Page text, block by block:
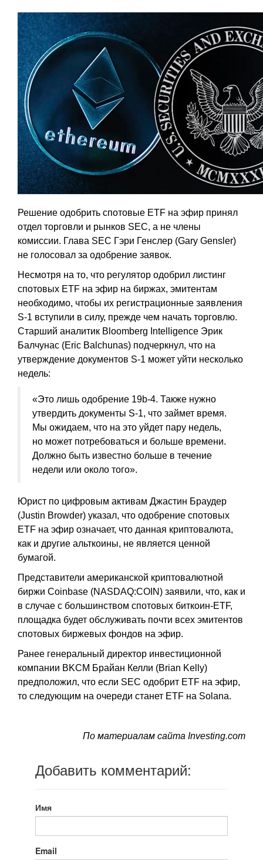
Решение одобрить спотовые ETF на эфир принял
отдел торговли и рынков SEC, а не члены
комиссии. Глава SEC Гэри Генслер (Gary Gensler)
не голосовал за одобрение заявок.
Несмотря на то, что регулятор одобрил листинг
спотовых ETF на эфир на биржах, эмитентам
необходимо, чтобы их регистрационные заявления
S-1 вступили в силу, прежде чем начать торговлю.
Старший аналитик Bloomberg Intelligence Эрик
Балчунас (Eric Balchunas) подчеркнул, что на
утверждение документов S-1 может уйти несколько
недель:
«Это лишь одобрение 19b-4. Также нужно
утвердить документы S-1, что займет время.
Мы ожидаем, что на это уйдет пару недель,
но может потребоваться и больше времени.
Должно быть известно больше в течение
недели или около того».
Юрист по цифровым активам Джастин Браудер
(Justin Browder) указал, что одобрение спотовых
ETF на эфир означает, что данная криптовалюта,
как и другие альткоины, не является ценной
бумагой.
Представители американской криптовалютной
биржи Coinbase (NASDAQ:COIN) заявили, что, как и
в случае с большинством спотовых биткоин-ETF,
площадка будет обслуживать почти всех эмитентов
спотовых биржевых фондов на эфир.
Ранее генеральный директор инвестиционной
компании BKCM Брайан Келли (Brian Kelly)
предположил, что если SEC одобрит ETF на эфир,
то следующим на очереди станет ETF на Solana.
По материалам сайта Investing.com
Добавить комментарий:
Имя
Email